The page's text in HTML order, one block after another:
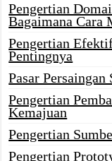
Pengertian
Bagaimana Cara
Pengertian
Pentingnya
Pasar
Pengertian
Kemajuan
Pengertian
Pengertian